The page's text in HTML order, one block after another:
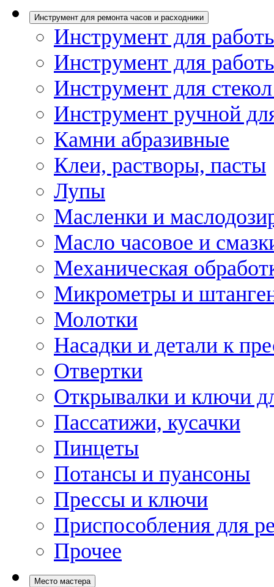
Инструмент для ремонта часов и расходники
Инструмент для
Инструмент для
Инструмент для
Инструмент ручной
Камни абразивные
Клеи, растворы, пасты
Лупы
Масленки и
Масло часовое и
Механическая
Микрометры и
Молотки
Насадки и детали к
Отвертки
Открывалки и ключи
Пассатижи, кусачки
Пинцеты
Потансы и пуансоны
Прессы и ключи
Приспособления для
Прочее
Место мастера